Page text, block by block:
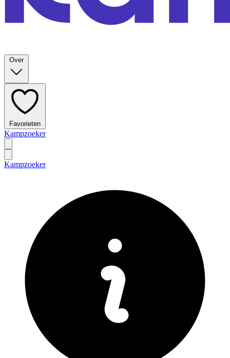
Over
Favorieten
Kampzoeker
Kampzoeker